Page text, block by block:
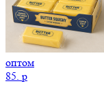
оптом
85. p